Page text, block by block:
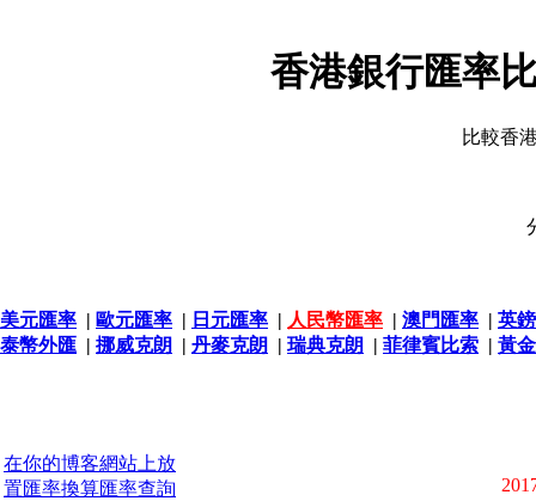
香港銀行匯率
比較香
美元匯率 | 歐元匯率 | 日元匯率 | 人民幣匯率 | 澳門匯率 | 英
泰幣外匯 | 挪威克朗 | 丹麥克朗 | 瑞典克朗 | 菲律賓比索 | 黃
在你的博客網站上放
置匯率換算匯率查詢